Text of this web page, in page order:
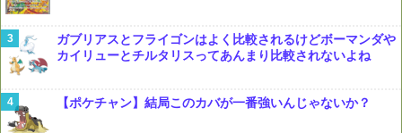
ガブリアスとフライゴンはよく比較されるけどボーマンダや
カイリューとチルタリスってあんまり比較されないよね
【ポケチャン】結局このカバが一番強いんじゃないか？